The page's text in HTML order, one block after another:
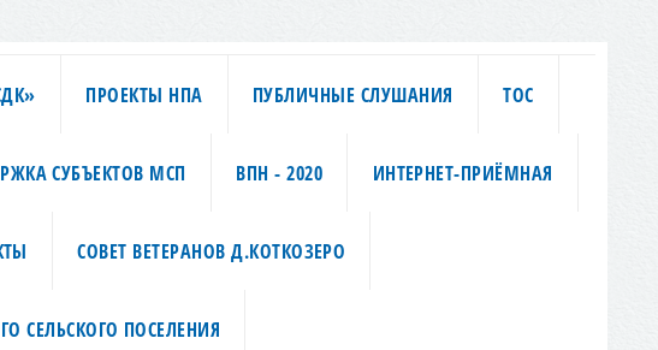
ПРОЕКТЫ НПА ПУБЛИЧНЫЕ СЛУШАНИЯ ТОС
СУБЪЕКТОВ МСП ВПН - 2020 ИНТЕРНЕТ-ПРИЁМНАЯ
СОВЕТ ВЕТЕРАНОВ Д.КОТКОЗЕРО
СЕЛЬСКОГО ПОСЕЛЕНИЯ